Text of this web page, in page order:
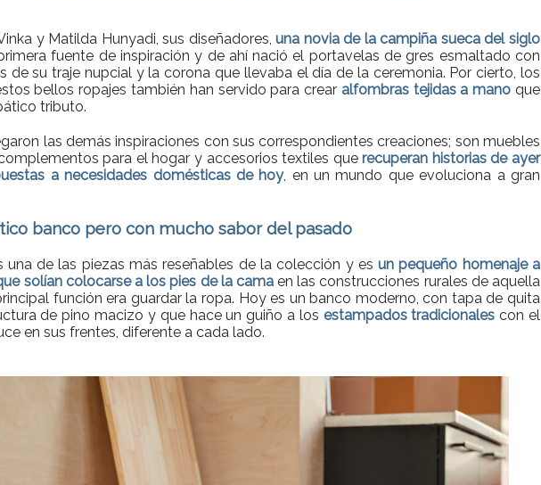
y Matilda Hunyadi, sus diseñadores,una novia de la campiña sueca del siglo
fuente de inspiración y de ahí nació el portavelas de gres esmaltado con
de su traje nupcial y la corona que llevaba el día de la ceremonia. Por cierto, los
bellos ropajes también han servido para crear alfombras tejidas a mano que
tributo.
las demás inspiraciones con sus correspondientes creaciones; son muebles
para el hogar y accesorios textiles querecuperan historias de ayer
a necesidades domésticas de hoy, en un mundo que evoluciona a gran
banco pero con mucho sabor del pasado
una de las piezas más reseñables de la colección y esun pequeño homenaje a
solían colocarse a los pies de la camaen las construcciones rurales de aquella
función era guardar la ropa. Hoy es un banco moderno, con tapa de quita
de pino macizo y que hace un guiño a los estampados tradicionales con el
en sus frentes, diferente a cada lado.